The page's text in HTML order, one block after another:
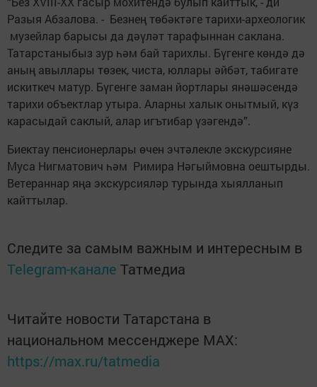
Разыя Абзалова. - Безнең төбәктәге тарихи-археологик
музейлар барысы да дәүләт тарафыннан саклана.
Татарстаныбыз зур һәм бай тарихлы. Бүгенге көндә дә
аның авыллары төзек, чиста, юллары әйбәт, табигате
искиткеч матур. Бүгенге заман йортлары янәшәсендә
тарихи объектлар утыра. Аларны халык онытмый, күз
карасыдай саклый, алар игътибар үзәгендә”.
Биектау пенсионерлары өчен эчтәлекле экскурсияне
Муса Нигматович һәм Римира Нәгыймовна оештырды.
Ветераннар яңа экскурсияләр турында хыялланып
кайттылар.
Следите за самым важным и интересным в
Telegram-канале Татмедиа
Читайте новости Татарстана в
национальном мессенджере MАХ:
https://max.ru/tatmedia